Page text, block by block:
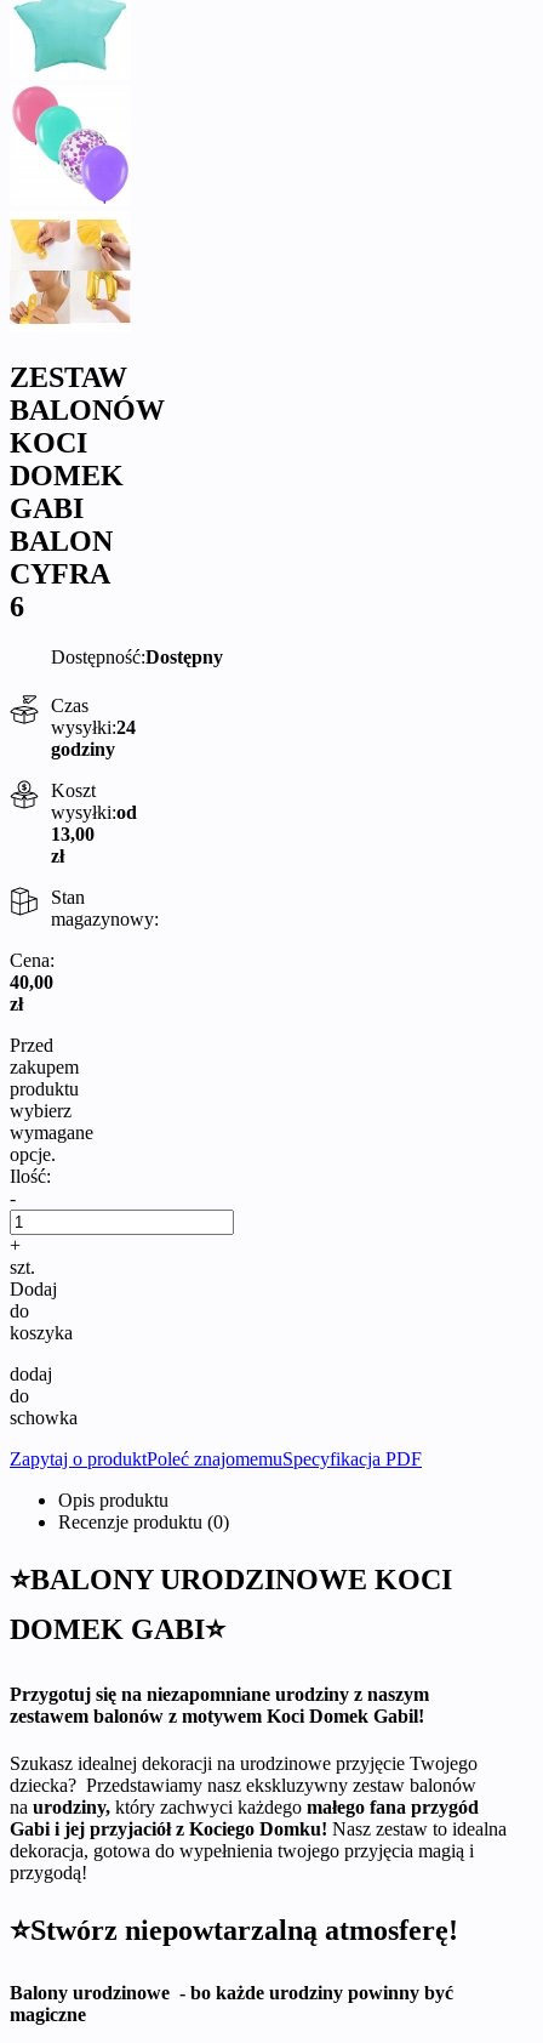
ZESTAW
BALONÓW
KOCI
DOMEK
GABI
BALON
CYFRA
6
Dostępność:Dostępny
Czas
wysyłki:24
godziny
Koszt
wysyłki:od
13,00
zł
Stan
magazynowy:
Cena:
40,00
zł
Przed
zakupem
produktu
wybierz
wymagane
opcje.
Ilość:
-
+
szt.
Dodaj
do
koszyka
dodaj
do
schowka
Zapytaj o produktPoleć znajomemuSpecyfikacja PDF
Opis produktu
Recenzje produktu (0)
⭐BALONY URODZINOWE KOCI
DOMEK GABI⭐
Przygotuj się na niezapomniane urodziny z naszym
zestawem balonów z motywem Koci Domek Gabil!
Szukasz idealnej dekoracji na urodzinowe przyjęcie Twojego
dziecka? Przedstawiamy nasz ekskluzywny zestaw balonów
na urodziny, który zachwyci każdego małego fana przygód
Gabi i jej przyjaciół z Kociego Domku! Nasz zestaw to idealna
dekoracja, gotowa do wypełnienia twojego przyjęcia magią i
przygodą!
⭐Stwórz niepowtarzalną atmosferę!
Balony urodzinowe - bo każde urodziny powinny być
magiczne